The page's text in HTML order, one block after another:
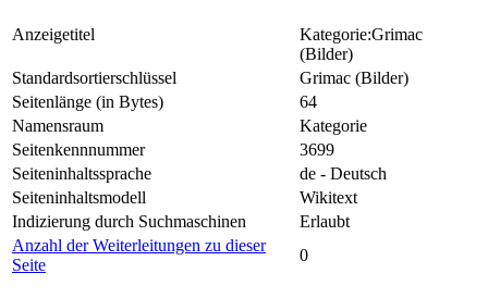
Anzeigetitel
Kategorie:Grimac
(Bilder)
Standardsortierschlüssel
Grimac (Bilder)
Seitenlänge (in Bytes)
64
Namensraum
Kategorie
Seitenkennnummer
3699
Seiteninhaltssprache
de - Deutsch
Seiteninhaltsmodell
Wikitext
Indizierung durch Suchmaschinen
Erlaubt
Anzahl der Weiterleitungen zu dieser
Seite
0